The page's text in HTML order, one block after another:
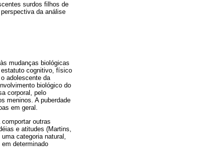
surdos filhos de
da análise
mudanças biológicas
cognitivo, físico
adolescente da
biológico do
corporal, pelo
meninos. A puberdade
em geral.
outras
e atitudes (Martins,
categoria natural,
determinado